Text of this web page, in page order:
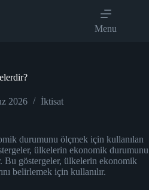
Menu
2026 İktisat
durumunu ölçmek için kullanılan
ülkelerin ekonomik durumunu
Bu göstergeler, ülkelerin ekonomik
belirlemek için kullanılır.